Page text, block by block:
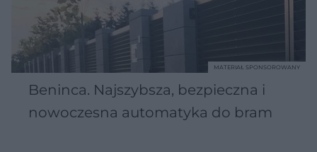
Beninca. Najszybsza, bezpieczna i
nowoczesna automatyka do bram
MATERIAŁ SPONSOROWANY